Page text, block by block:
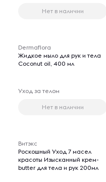
Нет в наличии
Dermaflora
Жидкое мыло для рук и тела
Coconut oil, 400 мл
Уход за телом
Нет в наличии
Витэкс
Роскошный Уход 7 масел
красоты Изысканный крем-
butter для тела и рук 200мл